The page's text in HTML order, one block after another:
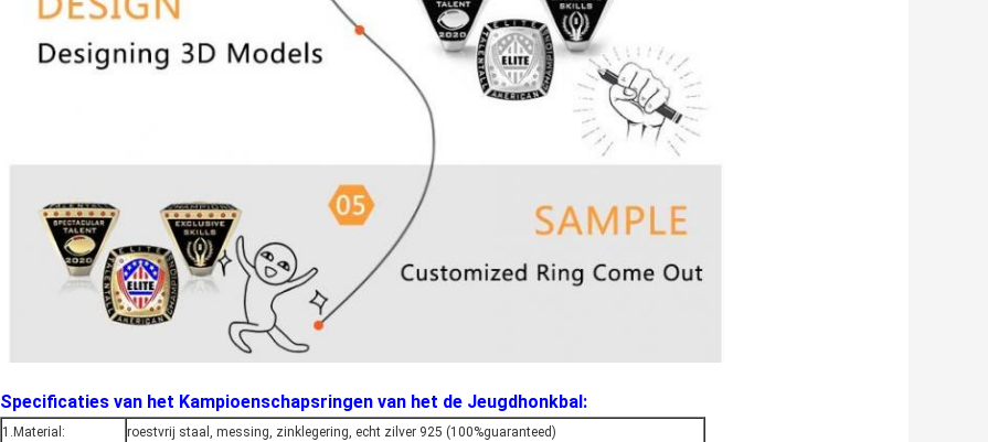
Specificaties van het Kampioenschapsringen van het de Jeugdhonkbal:
1.Material: roestvrij staal, messing, zinklegering, echt zilver 925 (100%guaranteed)